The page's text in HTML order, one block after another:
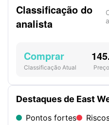
Destaques de East
Pontos fortes
Classificação do
analista
Comprar
Classificação Atual